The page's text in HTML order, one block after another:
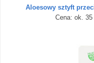
Aloesowy sztyft
Cena: ok. 35